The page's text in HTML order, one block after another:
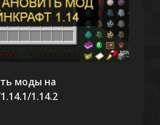
моды на
1.14.2